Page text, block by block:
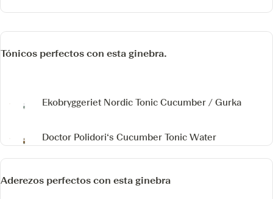
Tónicos perfectos con esta ginebra.
Ekobryggeriet Nordic Tonic Cucumber / Gurka
Doctor Polidori‘s Cucumber Tonic Water
Aderezos perfectos con esta ginebra